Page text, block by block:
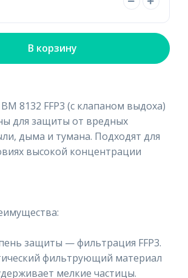
В корзину
8132 FFP3 (с клапаном выдоха)
для защиты от вредных
дыма и тумана. Подходят для
высокой концентрации
защиты — фильтрация FFP3.
фильтрующий материал
мелкие частицы.